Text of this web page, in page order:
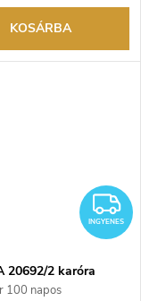
KOSÁRBA
INGYENES
20692/2 karóra
100 napos